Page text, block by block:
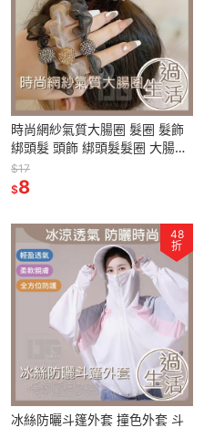
時尚網紗氣質大腸圈 髮圈 髮飾
綁頭髮 頭飾 綁頭髮髮圈 大腸圈
髮飾 燚 過生活
$17
$8
48
折
冰絲防曬斗篷外套 撞色外套 斗